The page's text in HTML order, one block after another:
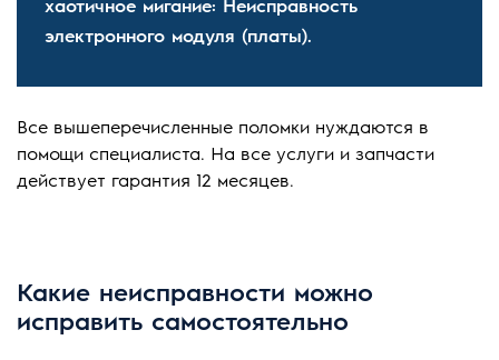
хаотичное мигание: Неисправность
электронного модуля (платы).
Все вышеперечисленные поломки нуждаются в
помощи специалиста. На все услуги и запчасти
действует гарантия 12 месяцев.
Какие неисправности можно
исправить самостоятельно